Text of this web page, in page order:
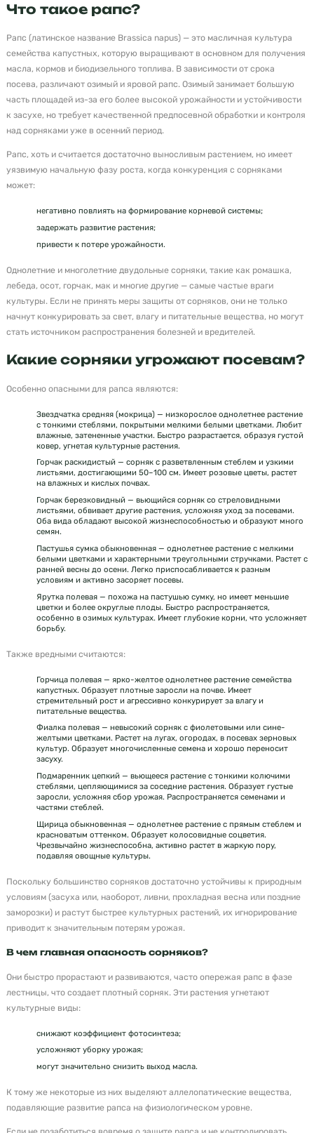
Что такое рапс?
Рапс (латинское название Brassica napus) — это масличная культура
семейства капустных, которую выращивают в основном для получения
масла, кормов и биодизельного топлива. В зависимости от срока
посева, различают озимый и яровой рапс. Озимый занимает большую
часть площадей из-за его более высокой урожайности и устойчивости
к засухе, но требует качественной предпосевной обработки и контроля
над сорняками уже в осенний период.
Рапс, хоть и считается достаточно выносливым растением, но имеет
уязвимую начальную фазу роста, когда конкуренция с сорняками
может:
негативно повлиять на формирование корневой системы;
задержать развитие растения;
привести к потере урожайности.
Однолетние и многолетние двудольные сорняки, такие как ромашка,
лебеда, осот, горчак, мак и многие другие — самые частые враги
культуры. Если не принять меры защиты от сорняков, они не только
начнут конкурировать за свет, влагу и питательные вещества, но могут
стать источником распространения болезней и вредителей.
Какие сорняки угрожают посевам?
Особенно опасными для рапса являются:
Звездчатка средняя (мокрица) — низкорослое однолетнее растение
с тонкими стеблями, покрытыми мелкими белыми цветками. Любит
влажные, затененные участки. Быстро разрастается, образуя густой
ковер, угнетая культурные растения.
Горчак раскидистый — сорняк с разветвленным стеблем и узкими
листьями, достигающими 50–100 см. Имеет розовые цветы, растет
на влажных и кислых почвах.
Горчак березковидный — вьющийся сорняк со стреловидными
листьями, обвивает другие растения, усложняя уход за посевами.
Оба вида обладают высокой жизнеспособностью и образуют много
семян.
Пастушья сумка обыкновенная — однолетнее растение с мелкими
белыми цветками и характерными треугольными стручками. Растет с
ранней весны до осени. Легко приспосабливается к разным
условиям и активно засоряет посевы.
Ярутка полевая — похожа на пастушью сумку, но имеет меньшие
цветки и более округлые плоды. Быстро распространяется,
особенно в озимых культурах. Имеет глубокие корни, что усложняет
борьбу.
Также вредными считаются:
Горчица полевая — ярко-желтое однолетнее растение семейства
капустных. Образует плотные заросли на почве. Имеет
стремительный рост и агрессивно конкурирует за влагу и
питательные вещества.
Фиалка полевая — невысокий сорняк с фиолетовыми или сине-
желтыми цветками. Растет на лугах, огородах, в посевах зерновых
культур. Образует многочисленные семена и хорошо переносит
засуху.
Подмаренник цепкий — вьющееся растение с тонкими колючими
стеблями, цепляющимися за соседние растения. Образует густые
заросли, усложняя сбор урожая. Распространяется семенами и
частями стеблей.
Щирица обыкновенная — однолетнее растение с прямым стеблем и
красноватым оттенком. Образует колосовидные соцветия.
Чрезвычайно жизнеспособна, активно растет в жаркую пору,
подавляя овощные культуры.
Поскольку большинство сорняков достаточно устойчивы к природным
условиям (засуха или, наоборот, ливни, прохладная весна или поздние
заморозки) и растут быстрее культурных растений, их игнорирование
приводит к значительным потерям урожая.
В чем главная опасность сорняков?
Они быстро прорастают и развиваются, часто опережая рапс в фазе
лестницы, что создает плотный сорняк. Эти растения угнетают
культурные виды:
снижают коэффициент фотосинтеза;
усложняют уборку урожая;
могут значительно снизить выход масла.
К тому же некоторые из них выделяют аллелопатические вещества,
подавляющие развитие рапса на физиологическом уровне.